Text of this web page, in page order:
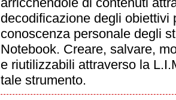
decodificazione degli obiettivi
conoscenza personale degli
Notebook. Creare, salvare,
e riutilizzabili attraverso la
tale strumento.